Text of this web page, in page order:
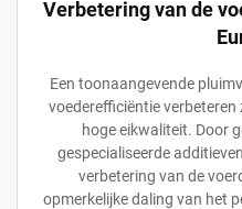
Verbetering van de
Een toonaangevende
voederefficiëntie
hoge eikwaliteit. Door
gespecialiseerde
verbetering van de
opmerkelijke daling van het